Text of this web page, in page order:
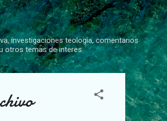
investigaciones teología, comentarios
otros temas de interes